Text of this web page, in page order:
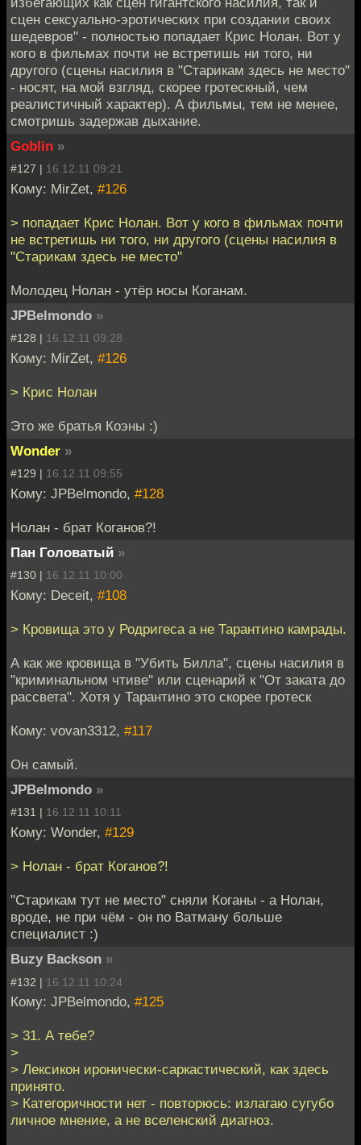
сцен сексуально-эротических при создании своих
шедевров" - полностью попадает Крис Нолан. Вот у
кого в фильмах почти не встретишь ни того, ни
другого (сцены насилия в "Старикам здесь не место"
- носят, на мой взгляд, скорее гротескный, чем
реалистичный характер). А фильмы, тем не менее,
смотришь задержав дыхание.
Goblin »
#127 | 16.12.11 09:21
Кому: MirZet, #126
> попадает Крис Нолан. Вот у кого в фильмах почти
не встретишь ни того, ни другого (сцены насилия в
"Старикам здесь не место"
Молодец Нолан - утёр носы Коганам.
JPBelmondo »
#128 | 16.12.11 09:28
Кому: MirZet, #126
> Крис Нолан
Это же братья Коэны :)
Wonder »
#129 | 16.12.11 09:55
Кому: JPBelmondo, #128
Нолан - брат Коганов?!
Пан Головатый »
#130 | 16.12.11 10:00
Кому: Deceit, #108
> Кровища это у Родригеса а не Тарантино камрады.
А как же кровища в "Убить Билла", сцены насилия в
"криминальном чтиве" или сценарий к "От заката до
рассвета". Хотя у Тарантино это скорее гротеск
Кому: vovan3312, #117
Он самый.
JPBelmondo »
#131 | 16.12.11 10:11
Кому: Wonder, #129
> Нолан - брат Коганов?!
"Старикам тут не место" сняли Коганы - а Нолан,
вроде, не при чём - он по Ватману больше
специалист :)
Buzy Backson »
#132 | 16.12.11 10:24
Кому: JPBelmondo, #125
> 31. А тебе?
>
> Лексикон иронически-саркастический, как здесь
принято.
> Категоричности нет - повторюсь: излагаю сугубо
личное мнение, а не вселенский диагноз.